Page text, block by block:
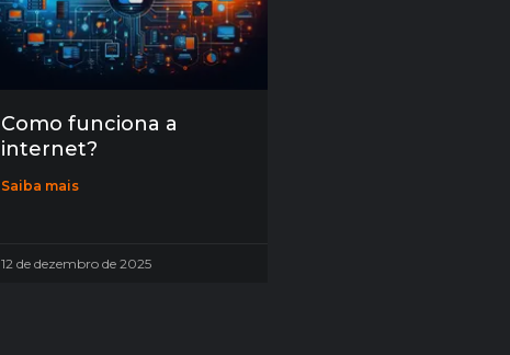
Como funciona a
internet?
Saiba mais
12 de dezembro de 2025